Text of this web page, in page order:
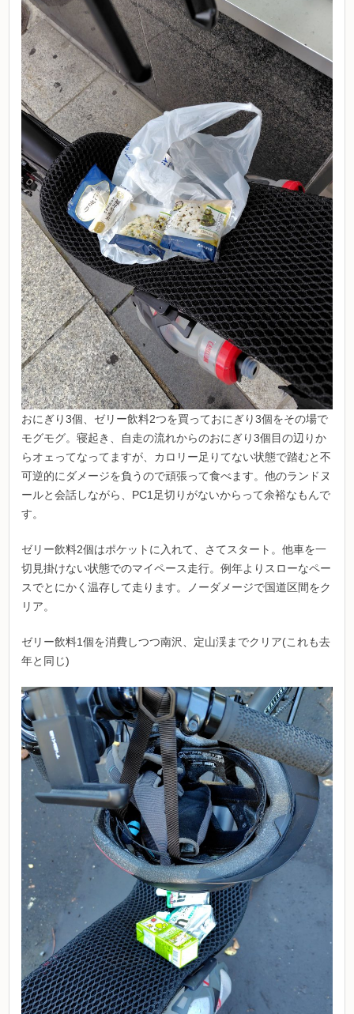
おにぎり3個、ゼリー飲料2つを買っておにぎり3個をその場で
モグモグ。寝起き、自走の流れからのおにぎり3個目の辺りか
らオェってなってますが、カロリー足りてない状態で踏むと不
可逆的にダメージを負うので頑張って食べます。他のランドヌ
ールと会話しながら、PC1足切りがないからって余裕なもんで
す。
ゼリー飲料2個はポケットに入れて、さてスタート。他車を一
切見掛けない状態でのマイペース走行。例年よりスローなペー
スでとにかく温存して走ります。ノーダメージで国道区間をク
リア。
ゼリー飲料1個を消費しつつ南沢、定山渓までクリア(これも去
年と同じ)